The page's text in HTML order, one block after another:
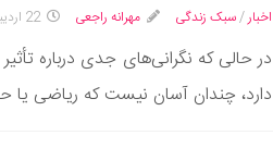
اخبار/سبک زندگی مهرانه راجعی 22 اردیبهشت, 1404
در حالی که نگرانی‌های جدی درباره
دارد، چندان آسان نیست که ریاضی یا